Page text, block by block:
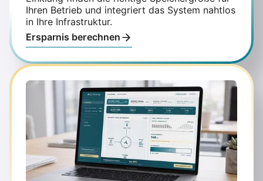
Ihren Betrieb und integriert das System nahtlos
in Ihre Infrastruktur.
Ersparnis berechnen